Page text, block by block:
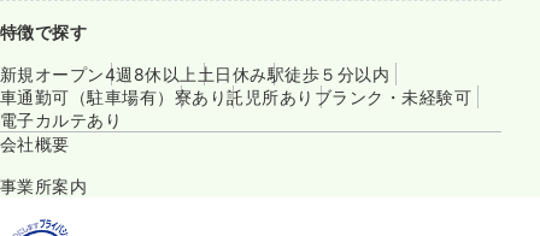
特徴で探す
新規オープン4週8休以上 土日休み駅徒歩５分以内
車通勤可（駐車場有） 寮あり託児所あり ブランク・未経験可
電子カルテあり
会社概要
事業所案内